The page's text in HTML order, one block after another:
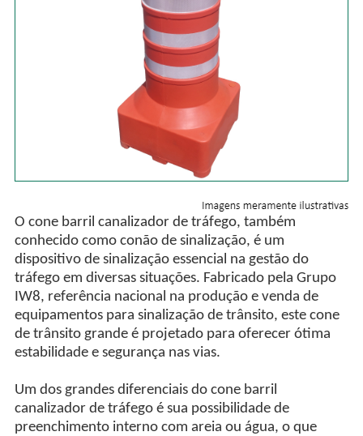
O cone barril canalizador de tráfego, também
conhecido como conão de sinalização, é um
dispositivo de sinalização essencial na gestão do
tráfego em diversas situações. Fabricado pela Grupo
IW8, referência nacional na produção e venda de
equipamentos para sinalização de trânsito, este cone
de trânsito grande é projetado para oferecer ótima
estabilidade e segurança nas vias.
Um dos grandes diferenciais do cone barril
canalizador de tráfego é sua possibilidade de
preenchimento interno com areia ou água, o que